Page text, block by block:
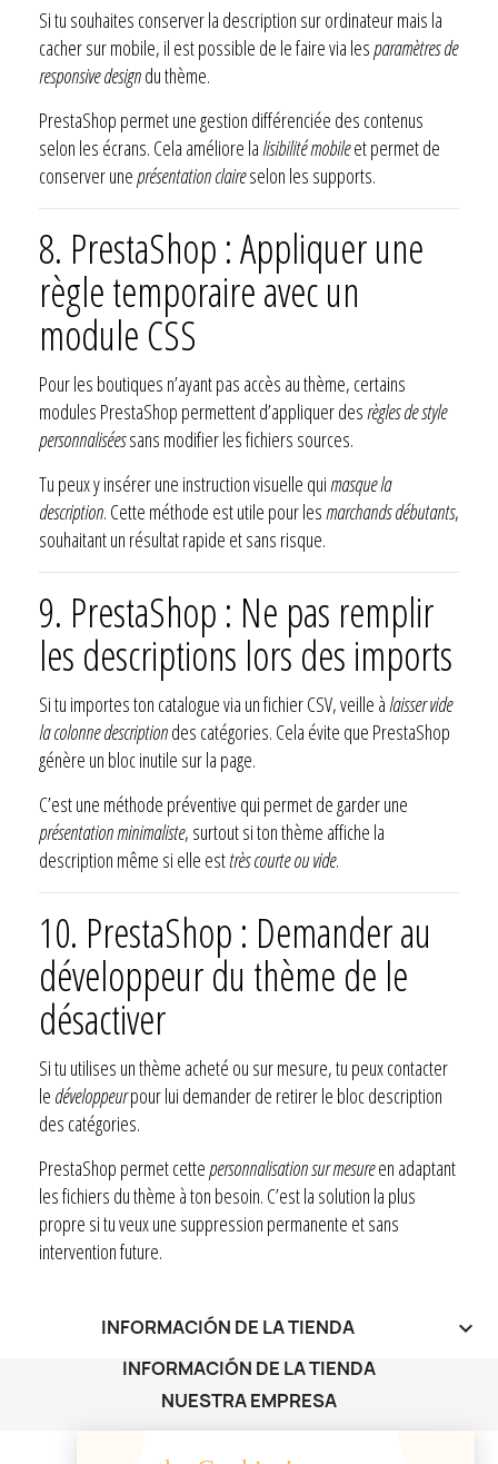
Si tu souhaites conserver la description sur ordinateur mais la
cacher sur mobile, il est possible de le faire via lesparamètres de
responsive designdu thème.
PrestaShop permet une gestion différenciée des contenus
selon les écrans. Cela améliore la lisibilité mobileet permet de
conserver uneprésentation claireselon les supports.
8. PrestaShop : Appliquer une
règle temporaire avec un
module CSS
Pour les boutiques n’ayant pas accès au thème, certains
modules PrestaShop permettent d’appliquer des règles de style
personnaliséessans modifier les fichiers sources.
Tu peux y insérer une instruction visuelle qui masque la
description. Cette méthode est utile pour les marchands débutants,
souhaitant un résultat rapide et sans risque.
9. PrestaShop : Ne pas remplir
les descriptions lors des imports
Si tu importes ton catalogue via un fichier CSV, veille à laisser vide
la colonne descriptiondes catégories. Cela évite que PrestaShop
génère un bloc inutile sur la page.
C’est une méthode préventive qui permet de garder une
présentation minimaliste, surtout si ton thème affiche la
description même si elle esttrès courte ou vide.
10. PrestaShop : Demander au
développeur du thème de le
désactiver
Si tu utilises un thème acheté ou sur mesure, tu peux contacter
le développeurpour lui demander de retirer le bloc description
des catégories.
PrestaShop permet cettepersonnalisation sur mesureen adaptant
les fichiers du thème à ton besoin. C’est la solution la plus
propre si tu veux une suppression permanente et sans
intervention future.
INFORMACIÓN DE LA TIENDA keyboard_arrow_down
INFORMACIÓN DE LA TIENDA
NUESTRA EMPRESA
NUESTRA EMPRESA